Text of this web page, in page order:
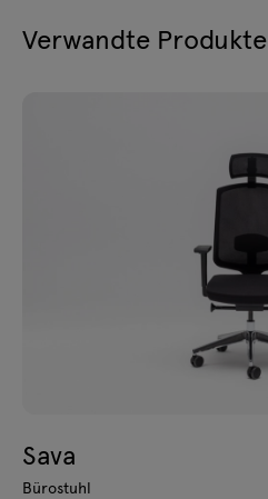
Verwandte Produkte
Sava
Bürostuhl